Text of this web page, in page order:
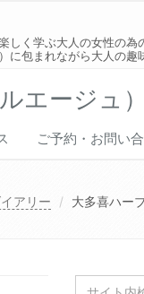
しく学ぶ大人の女性の為
に包まれながら大人の趣
エージュ）
ご予約・お問い
アリー 大多喜ハー